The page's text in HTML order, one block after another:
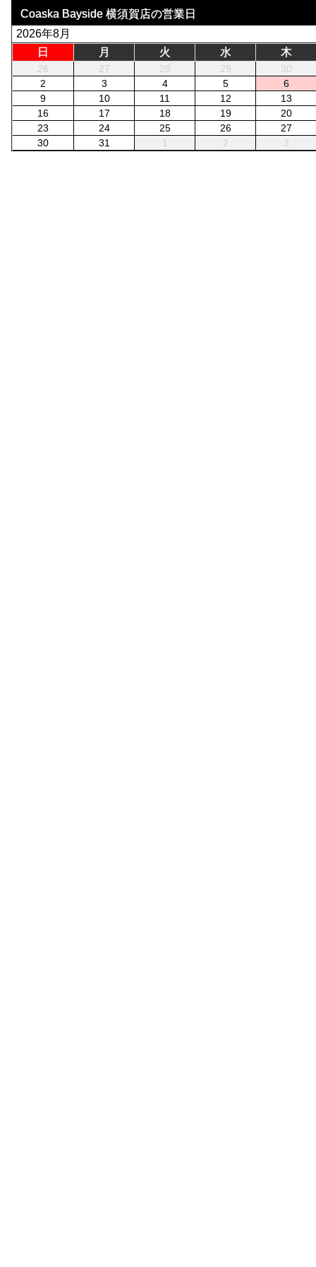
Coaska Bayside 横須賀店の営業日
2026年8月
日
月 火 水 木
26 27 28 29
30
2
3 4 5
6
9
10 11 12
13
16
17 18 19
20
23
24 25 26
27
30
31 1 2 3